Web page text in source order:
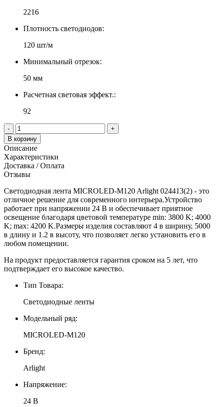
2216
Плотность светодиодов:
120 шт/м
Минимальный отрезок:
50 мм
Расчетная световая эффект.:
92
-
+
В корзину
Описание
Характеристики
Доставка / Оплата
Отзывы
Светодиодная лента MICROLED-M120 Arlight 024413(2) - это
отличное решение для современного интерьера.Устройство
работает при напряжении 24 В и обеспечивает приятное
освещение благодаря цветовой температуре min: 3800 K; 4000
K; max: 4200 K.Размеры изделия составляют 4 в ширину, 5000
в длину и 1.2 в высоту, что позволяет легко установить его в
любом помещении.
На продукт предоставляется гарантия сроком на 5 лет, что
подтверждает его высокое качество.
Тип Товара:
Светодиодные ленты
Модельный ряд:
MICROLED-M120
Бренд:
Arlight
Напряжение:
24 В